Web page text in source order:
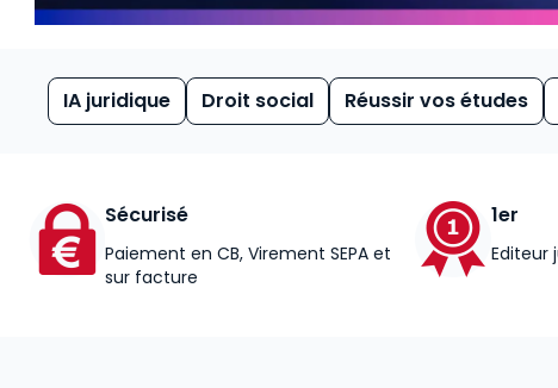
IA juridique Droit social Réussir vos études
Sécurisé
Paiement en CB, Virement SEPA et
sur facture
1er
Editeur